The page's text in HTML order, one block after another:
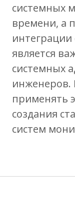
системных
времени, а
является
системных
инженеров.
применять
создания
систем